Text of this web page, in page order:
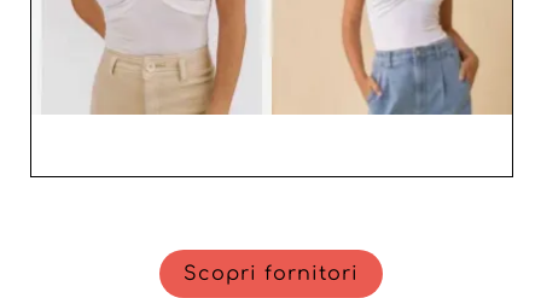
Scopri fornitori